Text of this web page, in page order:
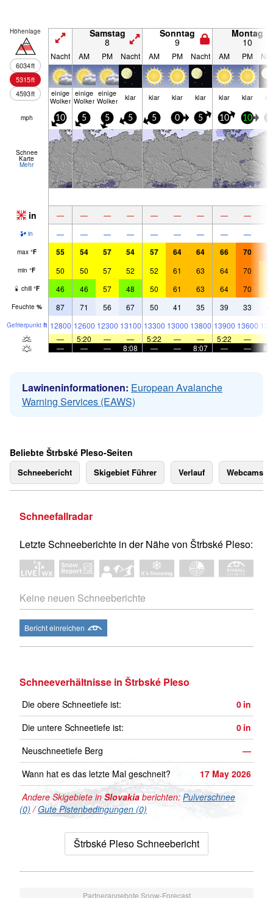
Höhenlage
6034ft
5315ft
4593ft
Samstag
8
Sonntag
9
Montag
10
Nacht AM PM Nacht AM PM Nacht AM PM
einige
Wolken
einige
Wolken
einige
Wolken klar klar klar klar klar klar
mph 10 5 5 5 5 0 5 10 10
Schnee
Karte
Mehr
in — — — — — — — — —
in — — — — — — — — —
max °F 55 54 57 54 57 64 64 66 70
min °F 50 50 57 52 52 61 63 64 70
chill °F 46 46 57 48 50 61 63 64 70
Feuchte % 87 71 56 67 50 41 35 39 33
Gefrier­punkt ft 12800 12600 12300 13100 13300 13000 13800 13900 13600
—
5:20 — — 5:22 — — 5:22 —
—
— — 8:08 — — 8:07 — —
Lawineninformationen: European Avalanche
Warning Services (EAWS)
Beliebte Štrbské Pleso-Seiten
Schneebericht Skigebiet Führer Verlauf Webcams
Schneefallradar
Letzte Schneeberichte in der Nähe von Štrbské Pleso:
Keine neuen Schneeberichte
Bericht einreichen
Schneeverhältnisse in Štrbské Pleso
Die obere Schneetiefe ist: 0 in
Die untere Schneetiefe ist:
0 in
Neuschneetiefe Berg
—
Wann hat es das letzte Mal geschneit?
17 May 2026
Andere Skigebiete inSlovakia berichten: Pulverschnee
(0) /Gute Pistenbedingungen (0)
Štrbské Pleso Schneebericht
Partnerangebote Snow-Forecast